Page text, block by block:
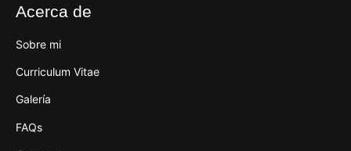
Acerca de
Sobre mi
Curriculum Vitae
Galería
FAQs